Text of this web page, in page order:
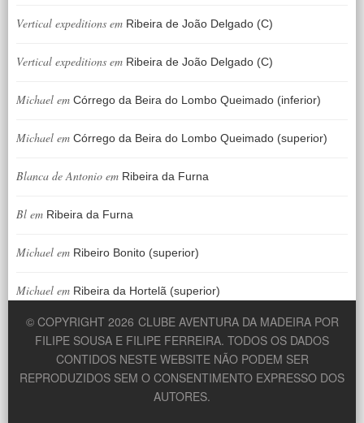
Vertical expeditions em Ribeira de João Delgado (C)
Vertical expeditions em Ribeira de João Delgado (C)
Michael em Córrego da Beira do Lombo Queimado (inferior)
Michael em Córrego da Beira do Lombo Queimado (superior)
Blanca de Antonio em Ribeira da Furna
Bl em Ribeira da Furna
Michael em Ribeiro Bonito (superior)
Michael em Ribeira da Hortelã (superior)
© COPYRIGHT 2026 CLUBE AVENTURA DA MADEIRA POR
FILIPE SOUSA E FILIPE FERREIRA. TODOS OS DADOS
CONTIDOS NESTE WEBSITE NÃO PODEM SER
REPRODUZIDOS SEM O CONSENTIMENTO EXPRESSO DOS
AUTORES.